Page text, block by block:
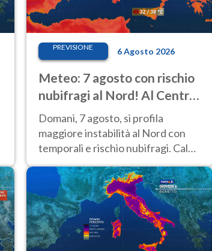
PREVISIONE 6 Agosto 2026
Meteo: 7 agosto con rischio
nubifragi al Nord! Al Centro-
Sud caldo estremo
Domani, 7 agosto, si profila
maggiore instabilità al Nord con
temporali e rischio nubifragi. Caldo
sempre estremo al Centro-Sud. Le
previsioni.